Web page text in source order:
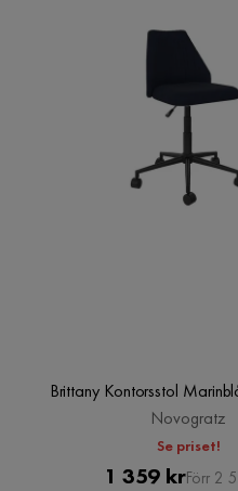
Brittany Kontorsstol
Novogratz
Se priset!
Pris
1 359 krFörr 2